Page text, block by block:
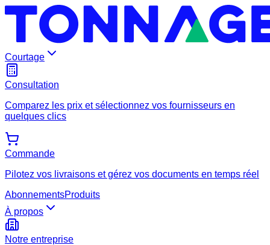
Courtage
Consultation
Comparez les prix et sélectionnez vos fournisseurs en
quelques clics
Commande
Pilotez vos livraisons et gérez vos documents en temps réel
AbonnementsProduits
À propos
Notre entreprise